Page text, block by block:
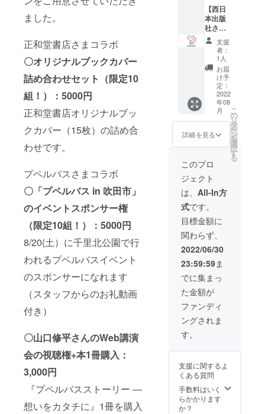
ました。
正和堂書店さまコラボ
〇オリジナルブックカバー
詰め合わせセット（限定10
組！）：5000円
正和堂書店オリジナルブッ
クカバー（15枚）の詰め合
わせです。
プペルバスさまコラボ
〇「プペルバス in 吹田市」
のイベントスポンサー権
（限定10組！）：5000円
8/20(土）に千里北公園で行
われるプペルバスイベント
のスポンサーになれます
（スタッフからのお礼動画
付き）
〇山口修平さんのWeb講演
会の視聴権+本1冊購入：
3,000円
『プペルバスストーリー ―
想いをカタチに』1冊を購入
ソナリ
ティ道
上洋三
です、
ちちん
ぷいぷ
い、
すっぴ
んなど
出演番
組多
数。
届け屋
さん』
を運
営。 病
院の(遊
びに行
けない)
子ども
達に無
償でエ
ンタメ
を届け
る仕組
るた
め、 日
の仲間
ととも
に『一
般社団
法人
Smile
Bloom
Entertai
nment
』を立
ち上げ
る。
め、 日
本初と
なる移
動式個
展会場
『プペ
ルバ
ス』を
クラウ
ドファ
ンディ
ング
1,000万
を集め
製作・
2021年
オンラ
インサ
ロン
『山口
修平の
エンタ
メをお
届け屋
さん』
を運
営。 病
院の(遊
びに行
けない)
子ども
達に無
償でエ
る仕組
みを作
るた
め、 日
本全国
の仲間
2005
年、泉
鏡花文
学賞受
賞を機
に、翌
年奈良
に転
居。
2007年
より、
奈良少
年刑務
「物語
の教
担当。
その成
果を
『空が
ら白を
えらん
だので
す 奈
良少年
刑務
所』
（新潮
文庫）
と、続
編『世
界は
もっと
奈良少
年刑務
所詩
集』
（ロク
リン
イブ動
画も閲
覧でき
ます。
視聴の
期限は
ありま
せん。
（正式
な日時
やプロ
グラム
は、決
まり次
ます）
フィー
ル☆
1955
年、東
京生ま
れ。
2005
年、泉
学賞受
賞を機
に、翌
年奈良
に転
居。
2007年
年刑務
所で、
「物語
の教
室」を
担当。
時、必
ず備考
欄に掲
載を希
望され
るお名
前をご
記入く
ださ
い。
店舗・
企業の
ロゴの
掲載を
は、備
考欄に
「ロゴ
掲載希
望」と
記入く
ださ
い。
折り返
し、
メール
でご連
絡差し
上げま
す。
の詰め
合わせ
セット
です。
※ブック
カバー
の組み
合わせ
はラン
ダムで
す。
【西日
本出版
社さま
専用
寮美千
子さん
Web講
演会ス
ポン
サー
権】 大
阪府の
放課後
等デイ
サービ
スの子
どもた
ちに寮
美千子
さんの
Web講
演会を
プレゼ
ントす
ること
ができ
ます。
※施設の
職員や
子ども
たちか
ら、西
日本出
版社さ
動画を
いたし
ます。
会社紹
介☟ 西
日本出
支援
者：
1人
お届
け予
定：
2022
年08
月
詳細を見る
こ
の
リ
タ
ー
ン
を
選
択
す
る
このプロ
ジェクト
は、 All-In方
式です。
目標金額に
関わらず、
2022/06/30
23:59:59ま
でに集まっ
た金額が
ファンディ
ングされま
す。
支援に関するよ
くある質問
手数料はいく
らかかります
か？